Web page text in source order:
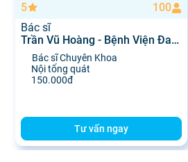
5
100
Bác sĩ
Trần Vũ Hoàng - Bệnh Viện Đa
Khoa Khánh Hòa
Bác sĩ Chuyên Khoa
Nội tổng quát
150.000đ
Tư vấn ngay